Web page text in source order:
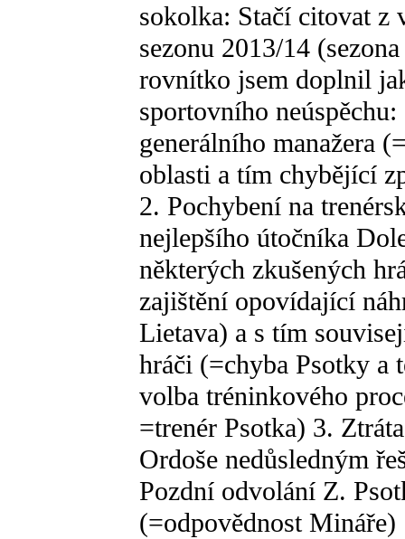
sokolka: Stačí citovat z
sezonu 2013/14
rovnítko jsem doplnil
sportovního
generálního manažera
oblasti a tím chybějící
2. Pochybení na
nejlepšího útočníka
některých zkušených
zajištění opovídající
Lietava) a s tím
hráči (=chyba Psotky a
volba tréninkového
=trenér Psotka) 3.
Ordoše nedůsledným
Pozdní odvolání Z.
(=odpovědnost Mináře)